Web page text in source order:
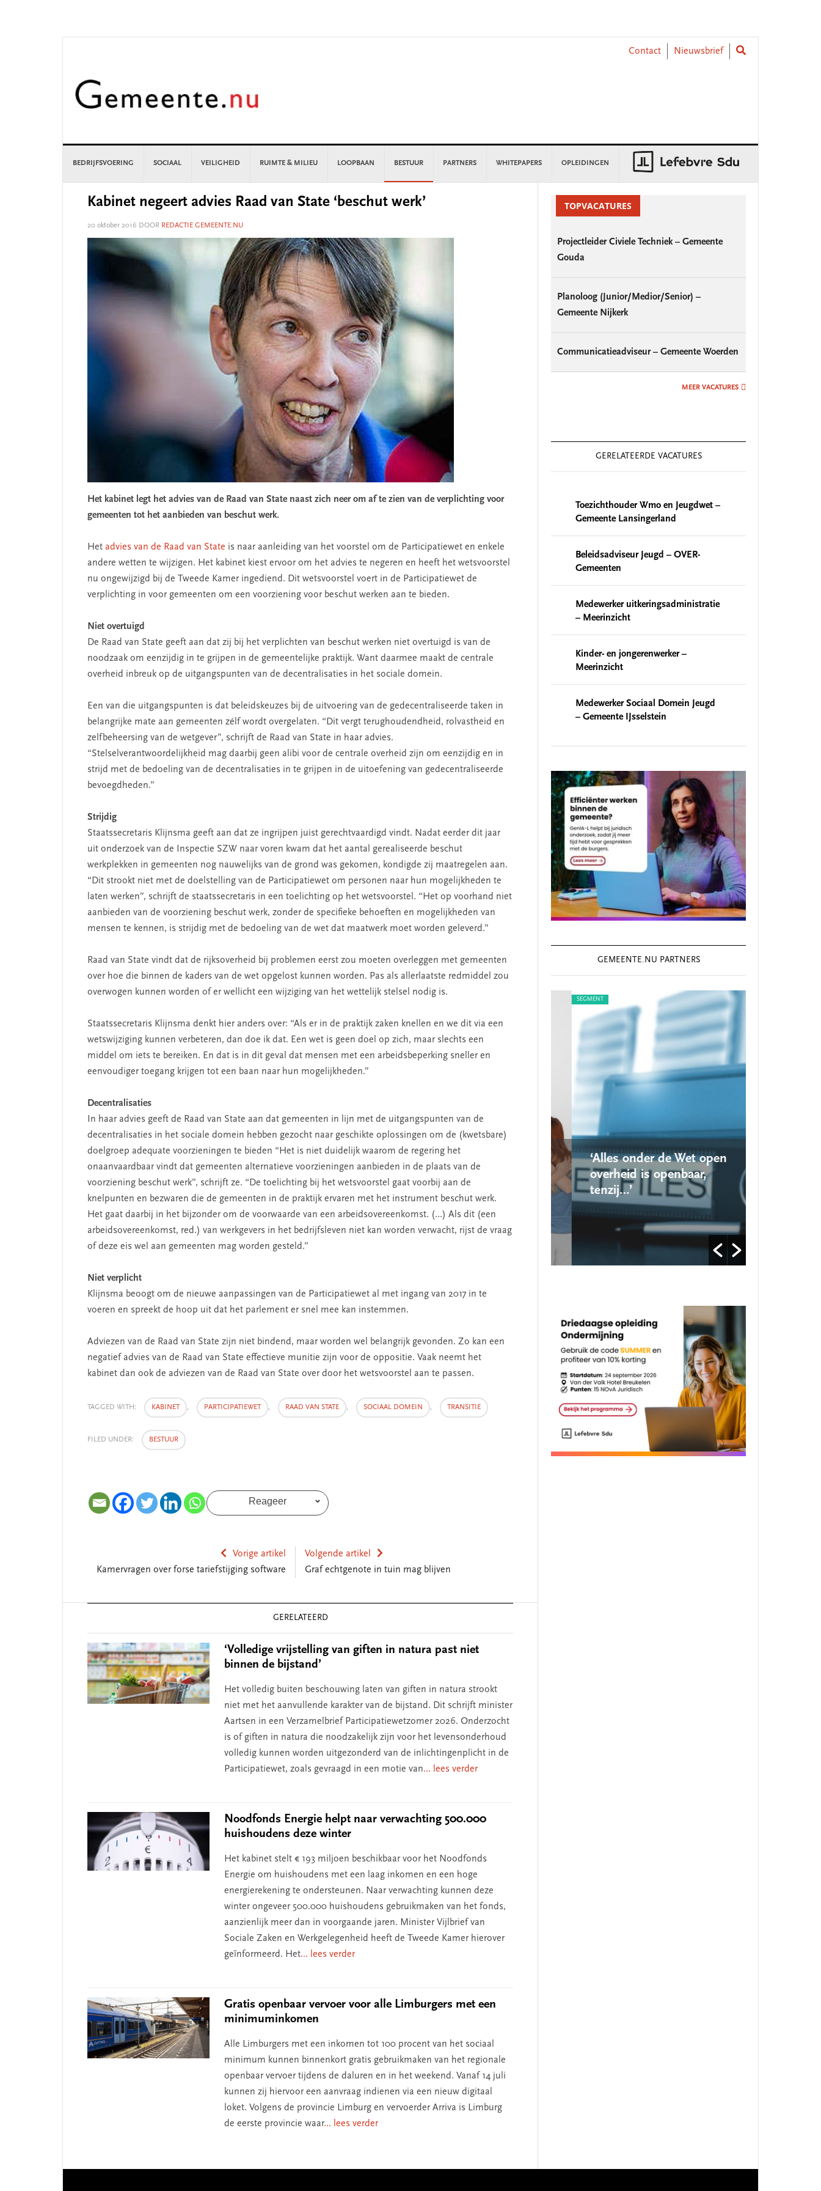
Contact
Nieuwsbrief
BEDRIJFSVOERING SOCIAAL VEILIGHEID RUIMTE & MILIEU LOOPBAAN BESTUUR PARTNERS WHITEPAPERS OPLEIDINGEN
Kabinet negeert advies Raad van State ‘beschut werk’
20 oktober 2016 DOOR REDACTIE GEMEENTE.NU
Het kabinet legt het advies van de Raad van State naast zich neer om af te zien van de verplichting voor
gemeenten tot het aanbieden van beschut werk.
Het advies van de Raad van State is naar aanleiding van het voorstel om de Participatiewet en enkele
andere wetten te wijzigen. Het kabinet kiest ervoor om het advies te negeren en heeft het wetsvoorstel
nu ongewijzigd bij de Tweede Kamer ingediend. Dit wetsvoorstel voert in de Participatiewet de
verplichting in voor gemeenten om een voorziening voor beschut werken aan te bieden.
Niet overtuigd
De Raad van State geeft aan dat zij bij het verplichten van beschut werken niet overtuigd is van de
noodzaak om eenzijdig in te grijpen in de gemeentelijke praktijk. Want daarmee maakt de centrale
overheid inbreuk op de uitgangspunten van de decentralisaties in het sociale domein.
Een van die uitgangspunten is dat beleidskeuzes bij de uitvoering van de gedecentraliseerde taken in
belangrijke mate aan gemeenten zélf wordt overgelaten. “Dit vergt terughoudendheid, rolvastheid en
zelfbeheersing van de wetgever”, schrijft de Raad van State in haar advies.
“Stelselverantwoordelijkheid mag daarbij geen alibi voor de centrale overheid zijn om eenzijdig en in
strijd met de bedoeling van de decentralisaties in te grijpen in de uitoefening van gedecentraliseerde
bevoegdheden.”
Strijdig
Staatssecretaris Klijnsma geeft aan dat ze ingrijpen juist gerechtvaardigd vindt. Nadat eerder dit jaar
uit onderzoek van de Inspectie SZW naar voren kwam dat het aantal gerealiseerde beschut
werkplekken in gemeenten nog nauwelijks van de grond was gekomen, kondigde zij maatregelen aan.
“Dit strookt niet met de doelstelling van de Participatiewet om personen naar hun mogelijkheden te
laten werken”, schrijft de staatssecretaris in een toelichting op het wetsvoorstel. “Het op voorhand niet
aanbieden van de voorziening beschut werk, zonder de specifieke behoeften en mogelijkheden van
mensen te kennen, is strijdig met de bedoeling van de wet dat maatwerk moet worden geleverd.”
Raad van State vindt dat de rijksoverheid bij problemen eerst zou moeten overleggen met gemeenten
over hoe die binnen de kaders van de wet opgelost kunnen worden. Pas als allerlaatste redmiddel zou
overwogen kunnen worden of er wellicht een wijziging van het wettelijk stelsel nodig is.
Staatssecretaris Klijnsma denkt hier anders over: “Als er in de praktijk zaken knellen en we dit via een
wetswijziging kunnen verbeteren, dan doe ik dat. Een wet is geen doel op zich, maar slechts een
middel om iets te bereiken. En dat is in dit geval dat mensen met een arbeidsbeperking sneller en
eenvoudiger toegang krijgen tot een baan naar hun mogelijkheden.”
Decentralisaties
In haar advies geeft de Raad van State aan dat gemeenten in lijn met de uitgangspunten van de
decentralisaties in het sociale domein hebben gezocht naar geschikte oplossingen om de (kwetsbare)
doelgroep adequate voorzieningen te bieden “Het is niet duidelijk waarom de regering het
onaanvaardbaar vindt dat gemeenten alternatieve voorzieningen aanbieden in de plaats van de
voorziening beschut werk”, schrijft ze. “De toelichting bij het wetsvoorstel gaat voorbij aan de
knelpunten en bezwaren die de gemeenten in de praktijk ervaren met het instrument beschut werk.
Het gaat daarbij in het bijzonder om de voorwaarde van een arbeidsovereenkomst. (…) Als dit (een
arbeidsovereenkomst, red.) van werkgevers in het bedrijfsleven niet kan worden verwacht, rijst de vraag
of deze eis wel aan gemeenten mag worden gesteld.”
Niet verplicht
Klijnsma beoogt om de nieuwe aanpassingen van de Participatiewet al met ingang van 2017 in te
voeren en spreekt de hoop uit dat het parlement er snel mee kan instemmen.
Adviezen van de Raad van State zijn niet bindend, maar worden wel belangrijk gevonden. Zo kan een
negatief advies van de Raad van State effectieve munitie zijn voor de oppositie. Vaak neemt het
kabinet dan ook de adviezen van de Raad van State over door het wetsvoorstel aan te passen.
TAGGED WITH: KABINET , PARTICIPATIEWET , RAAD VAN STATE , SOCIAAL DOMEIN , TRANSITIE
FILED UNDER: BESTUUR
Reageer
Vorige artikel
Kamervragen over forse tariefstijging software
Volgende artikel
Graf echtgenote in tuin mag blijven
GERELATEERD
‘Volledige vrijstelling van giften in natura past niet
binnen de bijstand’
Het volledig buiten beschouwing laten van giften in natura strookt
niet met het aanvullende karakter van de bijstand. Dit schrijft minister
Aartsen in een Verzamelbrief Participatiewetzomer 2026. Onderzocht
is of giften in natura die noodzakelijk zijn voor het levensonderhoud
volledig kunnen worden uitgezonderd van de inlichtingenplicht in de
Participatiewet, zoals gevraagd in een motie van... lees verder
Noodfonds Energie helpt naar verwachting 500.000
huishoudens deze winter
Het kabinet stelt € 193 miljoen beschikbaar voor het Noodfonds
Energie om huishoudens met een laag inkomen en een hoge
energierekening te ondersteunen. Naar verwachting kunnen deze
winter ongeveer 500.000 huishoudens gebruikmaken van het fonds,
aanzienlijk meer dan in voorgaande jaren. Minister Vijlbrief van
Sociale Zaken en Werkgelegenheid heeft de Tweede Kamer hierover
geïnformeerd. Het... lees verder
Gratis openbaar vervoer voor alle Limburgers met een
minimuminkomen
Alle Limburgers met een inkomen tot 100 procent van het sociaal
minimum kunnen binnenkort gratis gebruikmaken van het regionale
openbaar vervoer tijdens de daluren en in het weekend. Vanaf 14 juli
kunnen zij hiervoor een aanvraag indienen via een nieuw digitaal
loket. Volgens de provincie Limburg en vervoerder Arriva is Limburg
de eerste provincie waar... lees verder
SidebarTOPVACATURES
Projectleider Civiele Techniek – Gemeente
Gouda
Planoloog (Junior/Medior/Senior) –
Gemeente Nijkerk
Communicatieadviseur – Gemeente Woerden
MEER VACATURES
GERELATEERDE VACATURES
Toezichthouder Wmo en Jeugdwet –
Gemeente Lansingerland
Beleidsadviseur Jeugd – OVER-
Gemeenten
Medewerker uitkeringsadministratie
– Meerinzicht
Kinder- en jongerenwerker –
Meerinzicht
Medewerker Sociaal Domein Jeugd
– Gemeente IJsselstein
GEMEENTE.NU PARTNERS
missie van Segment
‘Persoonlijk leiderschap
begint bij zelfkennis’
‘Met een integrale aanpak
kun je de jeugd beter
helpen’
SEGMENT
‘Alles onder de Wet open
overheid is openbaar,
tenzij…’